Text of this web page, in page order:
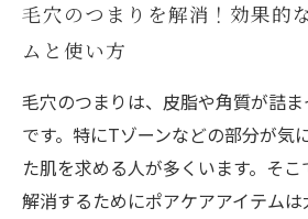
毛穴のつまりを解消！効果的
ムと使い方
毛穴のつまりは、皮脂や角質が詰
です。特にTゾーンなどの部分が気
た肌を求める人が多くいます。そ
解消するためにポアケアアイテム